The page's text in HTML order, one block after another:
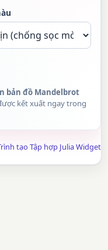
bản đồ Mandelbrot
kết xuất ngay trong
tạo Tập hợp Julia Widget